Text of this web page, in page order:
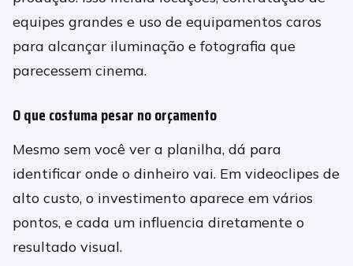
equipes grandes e uso de equipamentos caros
para alcançar iluminação e fotografia que
parecessem cinema.
O que costuma pesar no orçamento
Mesmo sem você ver a planilha, dá para
identificar onde o dinheiro vai. Em videoclipes de
alto custo, o investimento aparece em vários
pontos, e cada um influencia diretamente o
resultado visual.